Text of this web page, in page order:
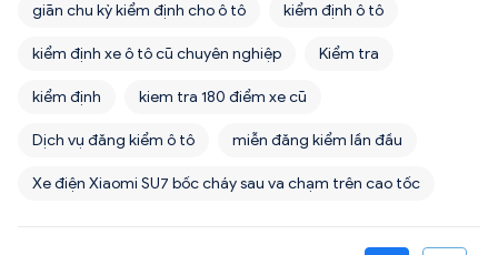
giãn chu kỳ kiểm định cho ô tô kiểm định ô tô
kiểm định xe ô tô cũ chuyên nghiệp Kiểm tra
kiểm định kiem tra 180 điểm xe cũ
Dịch vụ đăng kiểm ô tô miễn đăng kiểm lần đầu
Xe điện Xiaomi SU7 bốc cháy sau va chạm trên cao tốc